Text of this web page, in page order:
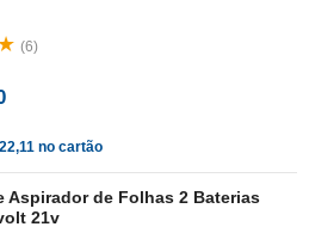
(6)
no cartão
Aspirador de Folhas 2 Baterias
21v